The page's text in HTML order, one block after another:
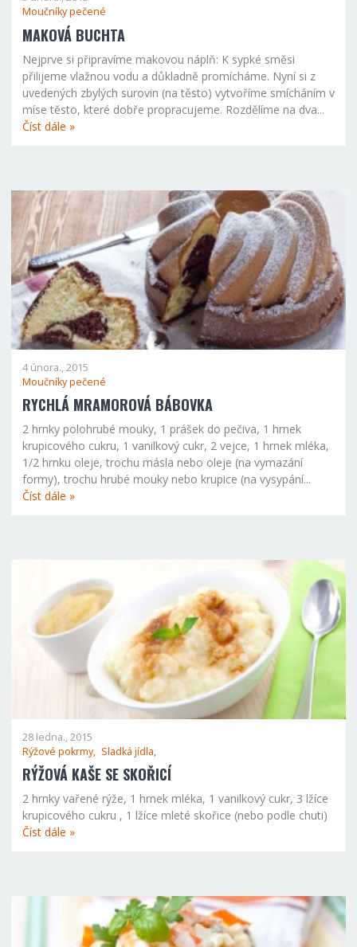
Moučníky pečené
MAKOVÁ BUCHTA
Nejprve si připravíme makovou náplň: K sypké směsi
přilijeme vlažnou vodu a důkladně promícháme. Nyní si z
uvedených zbylých surovin (na těsto) vytvoříme smícháním v
míse těsto, které dobře propracujeme. Rozdělíme na dva...
Číst dále »
4 února., 2015
Moučníky pečené
RYCHLÁ MRAMOROVÁ BÁBOVKA
2 hrnky polohrubé mouky, 1 prášek do pečiva, 1 hrnek
krupicového cukru, 1 vanilkový cukr, 2 vejce, 1 hrnek mléka,
1/2 hrnku oleje, trochu másla nebo oleje (na vymazání
formy), trochu hrubé mouky nebo krupice (na vysypání...
Číst dále »
28 ledna., 2015
Rýžové pokrmy, Sladká jídla,
RÝŽOVÁ KAŠE SE SKOŘICÍ
2 hrnky vařené rýže, 1 hrnek mléka, 1 vanilkový cukr, 3 lžíce
krupicového cukru , 1 lžíce mleté skořice (nebo podle chuti)
Číst dále »